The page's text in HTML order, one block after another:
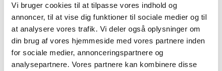
Vi bruger cookies til at tilpasse vores indhold og
annoncer, til at vise dig funktioner til sociale medier og til
at analysere vores trafik. Vi deler også oplysninger om
din brug af vores hjemmeside med vores partnere inden
for sociale medier, annonceringspartnere og
analysepartnere. Vores partnere kan kombinere disse